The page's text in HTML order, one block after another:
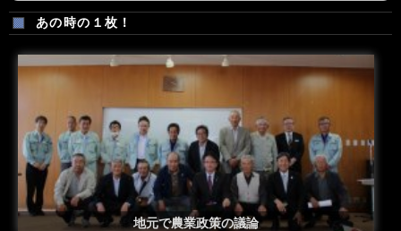
あの時の１枚！
安倍総理米国議会演説後の一コマ
地元で農業政策の議論